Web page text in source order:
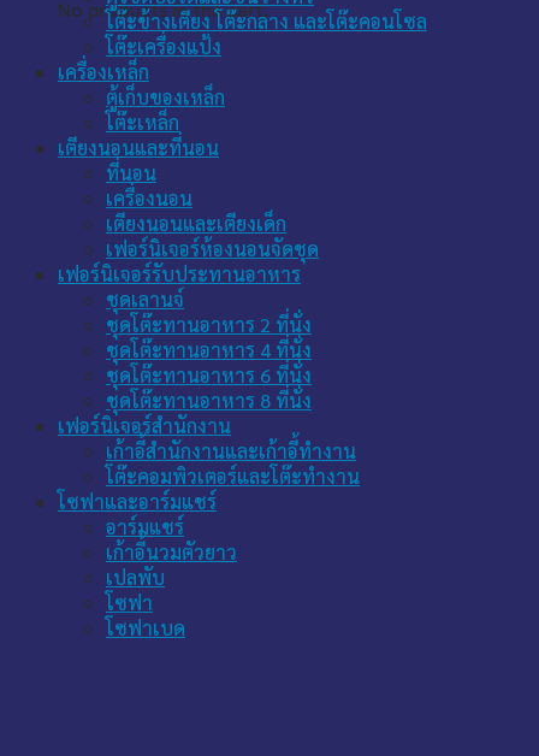
No products in the cart.
โต๊ะข้างเตียง โต๊ะกลาง และโต๊ะคอนโซล
โต๊ะเครื่องแป้ง
เครื่องเหล็ก
ตู้เก็บของเหล็ก
โต๊ะเหล็ก
เตียงนอนและที่นอน
ที่นอน
เครื่องนอน
เตียงนอนและเตียงเด็ก
เฟอร์นิเจอร์ห้องนอนจัดชุด
เฟอร์นิเจอร์รับประทานอาหาร
ชุดเลานจ์
ชุดโต๊ะทานอาหาร 2 ที่นั่ง
ชุดโต๊ะทานอาหาร 4 ที่นั่ง
ชุดโต๊ะทานอาหาร 6 ที่นั่ง
ชุดโต๊ะทานอาหาร 8 ที่นั่ง
เฟอร์นิเจอร์สำนักงาน
เก้าอี้สำนักงานและเก้าอี้ทำงาน
โต๊ะคอมพิวเตอร์และโต๊ะทำงาน
โซฟาและอาร์มแชร์
อาร์มแชร์
เก้าอี้นวมตัวยาว
เปลพับ
โซฟา
โซฟาเบด